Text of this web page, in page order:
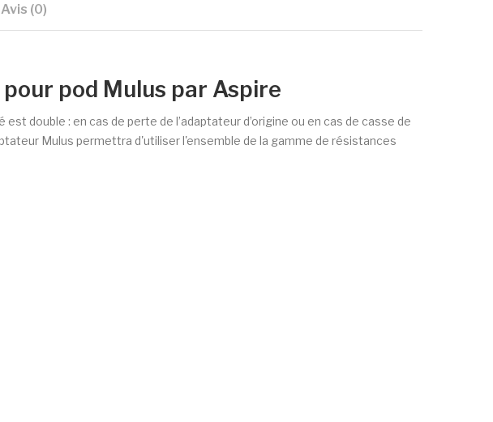
Avis (0)
pod Mulus par Aspire
est double : en cas de perte de l’adaptateur d’origine ou en cas de casse de
Mulus permettra d'utiliser l'ensemble de la gamme de résistances